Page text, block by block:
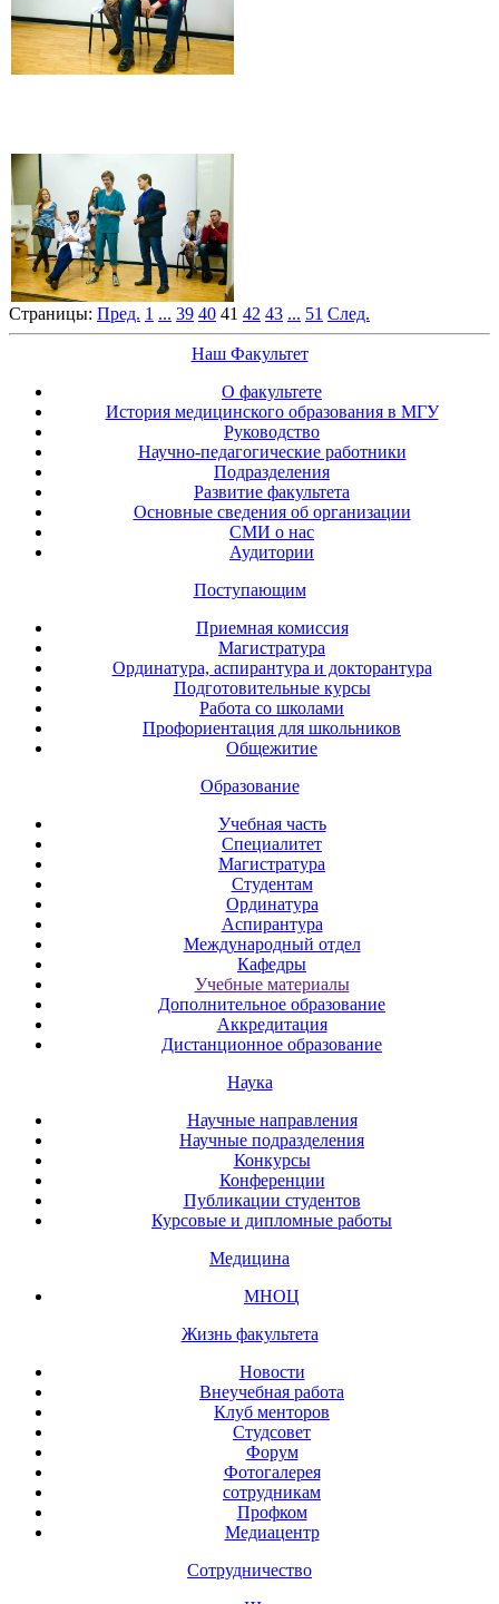
Страницы: Пред. 1 ... 39 40 41 42 43 ... 51 След.
Наш Факультет
О факультете
История медицинского образования в МГУ
Руководство
Научно-педагогические работники
Подразделения
Развитие факультета
Основные сведения об организации
СМИ о нас
Аудитории
Поступающим
Приемная комиссия
Магистратура
Ординатура, аспирантура и докторантура
Подготовительные курсы
Работа со школами
Профориентация для школьников
Общежитие
Образование
Учебная часть
Специалитет
Магистратура
Студентам
Ординатура
Аспирантура
Международный отдел
Кафедры
Учебные материалы
Дополнительное образование
Аккредитация
Дистанционное образование
Наука
Научные направления
Научные подразделения
Конкурсы
Конференции
Публикации студентов
Курсовые и дипломные работы
Медицина
МНОЦ
Жизнь факультета
Новости
Внеучебная работа
Клуб менторов
Студсовет
Форум
Фотогалерея
сотрудникам
Профком
Медиацентр
Сотрудничество